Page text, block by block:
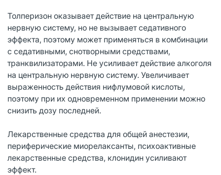
Толперизон оказывает действие на центральную
нервную систему, но не вызы­вает седативного
эффекта, поэтому может применяться в комбинации
с седа­тивными, снотворными средствами,
транквилизаторами. Не усиливает действие алкоголя
на центральную нервную систему. Увеличивает
выраженность дейст­вия нифлумовой кислоты,
поэтому при их одновременном применении можно
снизить дозу последней.
Лекарственные средства для общей анестезии,
перифе­рические миорелаксанты, психоактивные
лекарственные средства, клонидин усиливают
эффект.